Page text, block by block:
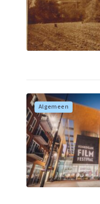
Algemeen